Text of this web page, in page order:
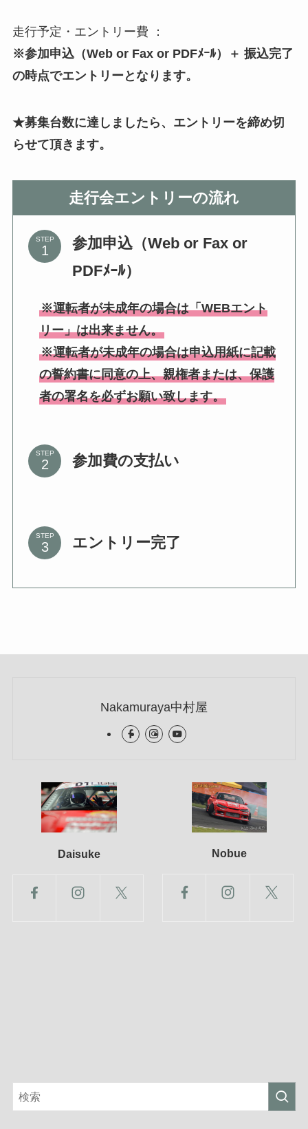
走行予定・エントリー費 ：
※参加申込（Web or Fax or PDFﾒｰﾙ）＋ 振込完了
の時点でエントリーとなります。
★募集台数に達しましたら、エントリーを締め切
らせて頂きます。
走行会エントリーの流れ
STEP
参加申込（Web or Fax or
PDFﾒｰﾙ）
※運転者が未成年の場合は「WEBエント
リー」は出来ません。
※運転者が未成年の場合は申込用紙に記載
の誓約書に同意の上、親権者または、保護
者の署名を必ずお願い致します。
STEP 参加費の支払い
STEP エントリー完了
Nakamuraya中村屋
Daisuke Nobue